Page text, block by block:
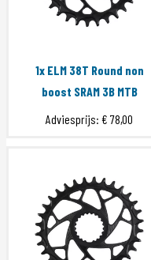
1x ELM 38T Round non
boost SRAM 3B MTB
Adviesprijs: € 78,00